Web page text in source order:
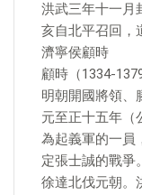
洪武三年十一月
亥自北平召回，
濟寧侯顧時
顧時（1334-
明朝開國將領、
元至正十五年（
為起義軍的一員
定張士誠的戰爭
徐達北伐元朝。